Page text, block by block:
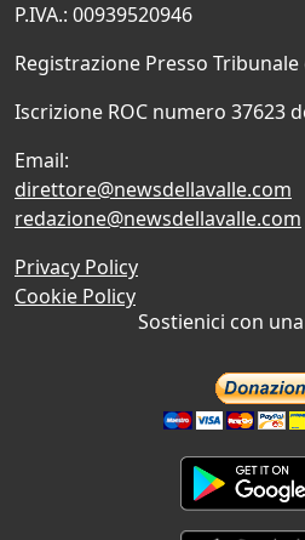
P.IVA.: 00939520946
Registrazione Presso
Iscrizione ROC numero 37623
Email:
direttore@newsdellavalle.com
redazione@newsdellavalle.com
Privacy Policy
Cookie Policy
Sostienici con